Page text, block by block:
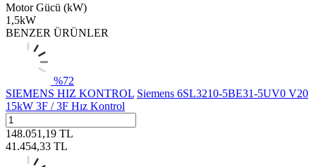
Motor Gücü (kW)
1,5kW
BENZER ÜRÜNLER
%72
SIEMENS HIZ KONTROL Siemens 6SL3210-5BE31-5UV0 V20
15kW 3F / 3F Hız Kontrol
148.051,19 TL
41.454,33 TL